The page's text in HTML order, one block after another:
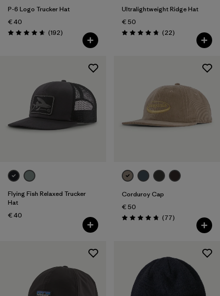
P-6 Logo Trucker Hat
€ 40
Bewertung: 4.7 / 5
(192Rezensionen
)
Ultralightweight Ridge Hat
€ 50
Bewertung: 4.8 / 5
(22Rezensionen
)
Flying Fish Relaxed Trucker
Hat
€ 40
Corduroy Cap
€ 50
Bewertung: 4.7 / 5
(77Rezensionen
)